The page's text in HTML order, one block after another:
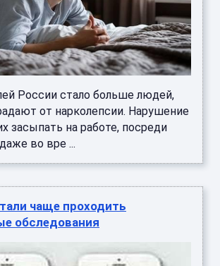
России стало больше людей,
от нарколепсии. Нарушение
засыпать на работе, посреди
во вре ...
чаще проходить
обследования